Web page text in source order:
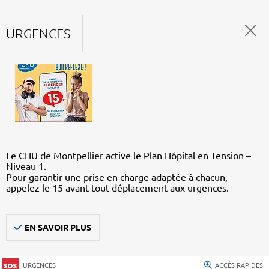
URGENCES
Le CHU de Montpellier active le Plan Hôpital en Tension –
Niveau 1.
Pour garantir une prise en charge adaptée à chacun,
appelez le 15 avant tout déplacement aux urgences.
EN SAVOIR PLUS
URGENCES ACCÈS RAPIDES